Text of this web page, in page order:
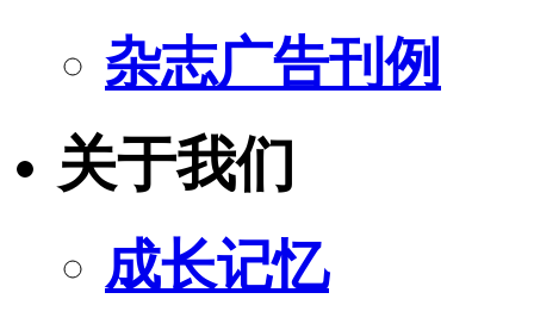
杂志广告刊例
关于我们
成长记忆